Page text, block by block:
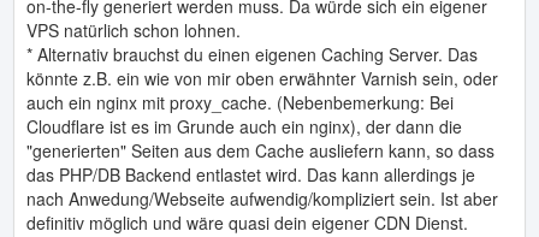
on-the-fly generiert werden muss. Da würde sich ein eigener
VPS natürlich schon lohnen.
* Alternativ brauchst du einen eigenen Caching Server. Das
könnte z.B. ein wie von mir oben erwähnter Varnish sein, oder
auch ein nginx mit proxy_cache. (Nebenbemerkung: Bei
Cloudflare ist es im Grunde auch ein nginx), der dann die
"generierten" Seiten aus dem Cache ausliefern kann, so dass
das PHP/DB Backend entlastet wird. Das kann allerdings je
nach Anwedung/Webseite aufwendig/kompliziert sein. Ist aber
definitiv möglich und wäre quasi dein eigener CDN Dienst.